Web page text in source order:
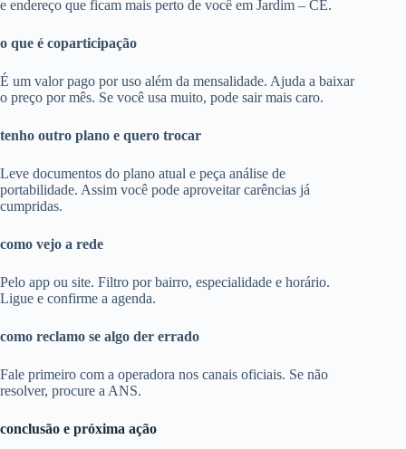
e endereço que ficam mais perto de você em Jardim – CE.
o que é coparticipação
É um valor pago por uso além da mensalidade. Ajuda a baixar
o preço por mês. Se você usa muito, pode sair mais caro.
tenho outro plano e quero trocar
Leve documentos do plano atual e peça análise de
portabilidade. Assim você pode aproveitar carências já
cumpridas.
como vejo a rede
Pelo app ou site. Filtro por bairro, especialidade e horário.
Ligue e confirme a agenda.
como reclamo se algo der errado
Fale primeiro com a operadora nos canais oficiais. Se não
resolver, procure a ANS.
conclusão e próxima ação